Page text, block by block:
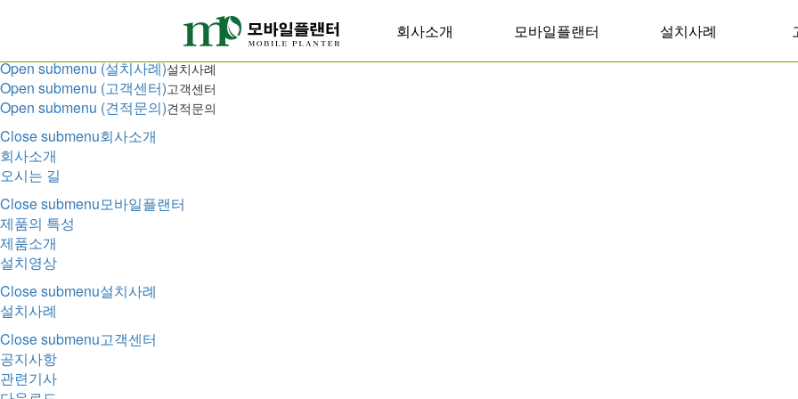
회사소개
Open submenu (모바일플랜터)모바일플랜터
Open submenu (설치사례)설치사례
Open submenu (고객센터)고객센터
Open submenu (견적문의)견적문의
Close submenu회사소개
회사소개
오시는 길
Close submenu모바일플랜터
제품의 특성
제품소개
설치영상
Close submenu설치사례
설치사례
Close submenu고객센터
공지사항
관련기사
회사소개 모바일플랜터 설치사례